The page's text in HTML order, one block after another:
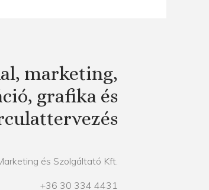
marketing,
grafika és
és Szolgáltató Kft.
+36 30 334 4431